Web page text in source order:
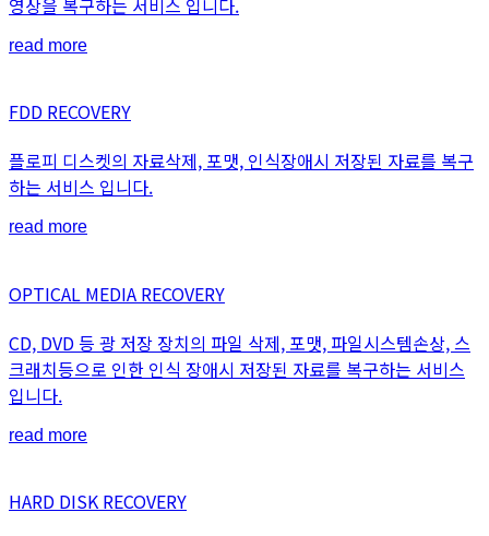
read more
FDD RECOVERY
플로피 디스켓의 자료삭제, 포맷, 인식장애시 저장된 자료를 복구
하는 서비스 입니다.
read more
OPTICAL MEDIA RECOVERY
CD, DVD 등 광 저장 장치의 파일 삭제, 포맷, 파일시스템손상, 스
크래치등으로 인한 인식 장애시 저장된 자료를 복구하는 서비스
입니다.
read more
HARD DISK RECOVERY